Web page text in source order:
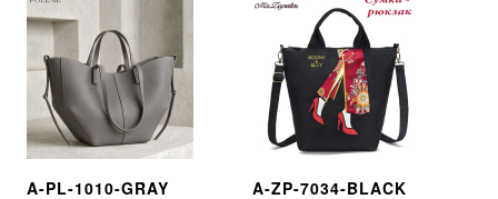
A-PL-1010-GRAY A-ZP-7034-BLACK